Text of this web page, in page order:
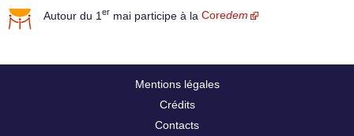
Autour du 1 er mai participe à la Coredem
Mentions légales
Crédits
Contacts